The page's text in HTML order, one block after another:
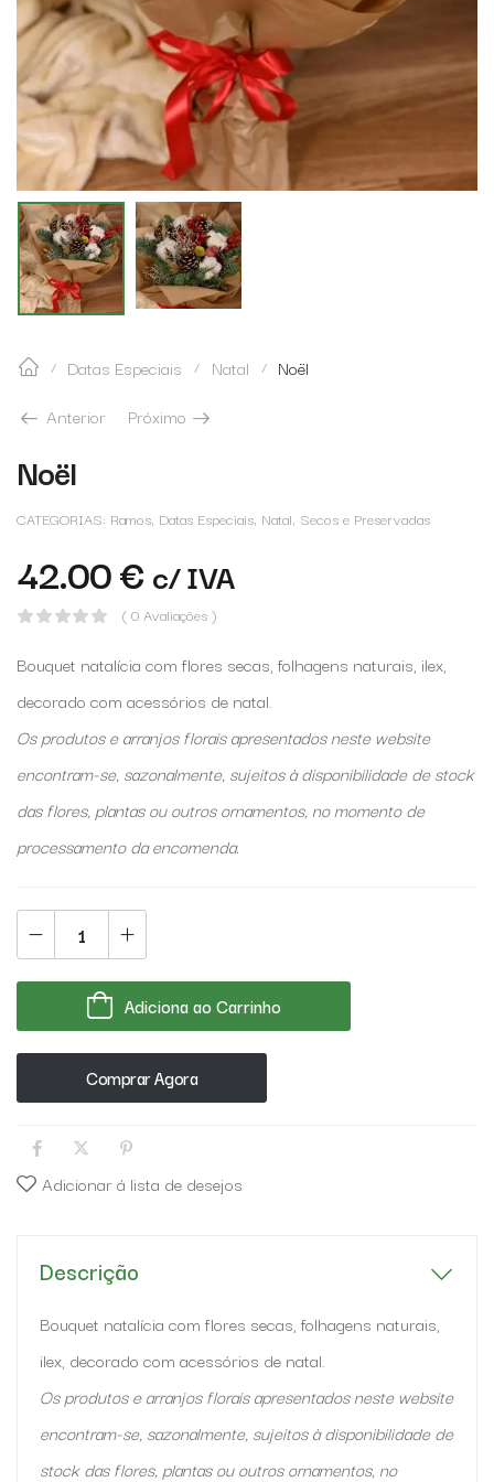
/ Datas Especiais / Natal / Noël
Anterior
Próximo
Noël
CATEGORIAS: Ramos, Datas Especiais, Natal, Secos e Preservadas
42.00€ c/ IVA
( 0 Avaliações )
Bouquet natalícia com flores secas, folhagens naturais, ilex,
decorado com acessórios de natal.
Os produtos e arranjos florais apresentados neste website
encontram-se, sazonalmente, sujeitos à disponibilidade de stock
das flores, plantas ou outros ornamentos, no momento de
processamento da encomenda.
Adiciona ao Carrinho
Comprar Agora
Adicionar á lista de desejos
Descrição
Bouquet natalícia com flores secas, folhagens naturais,
ilex, decorado com acessórios de natal.
Os produtos e arranjos florais apresentados neste website
encontram-se, sazonalmente, sujeitos à disponibilidade de
stock das flores, plantas ou outros ornamentos, no